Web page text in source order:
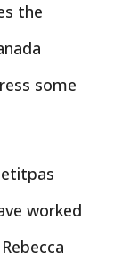
the
some
worked